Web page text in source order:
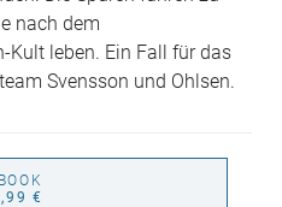
nach dem
leben. Ein Fall für das
Svensson und Ohlsen.
€